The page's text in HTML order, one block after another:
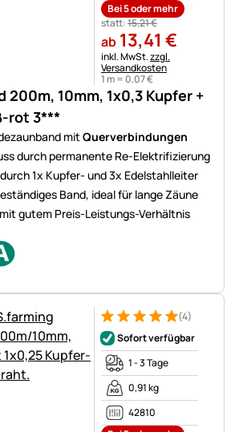
200m, 10mm, 1x0,3 Kupfer +
rot 3***
mitQuerverbindungen
durch permanente Re-Elektrifizierung
1x Kupfer- und 3x Edelstahlleiter
Band, ideal für lange Zäune
gutem Preis-Leistungs-Verhältnis
Bei 5 oder mehr
statt:15,21€
ab 13,41 €
Steuerhinweis:
inkl. MwSt.zzgl.
Versandkosten
1 m = 0,07€
Bewertung: 5 von 5 (4
4 Bewertungen
(4)
Sofort verfügbar
1 - 3 Tage
0,91 kg
42810